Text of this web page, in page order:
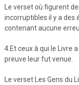
Le verset où figurent
incorruptibles il y a des
contenant aucune
4.Et ceux à qui le Livre
preuve leur fut venue.
Le verset Les Gens du